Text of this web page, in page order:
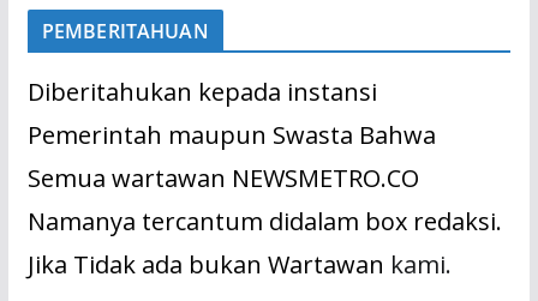
PEMBERITAHUAN
Diberitahukan kepada instansi
Pemerintah maupun Swasta Bahwa
Semua wartawan NEWSMETRO.CO
Namanya tercantum didalam box redaksi.
Jika Tidak ada bukan Wartawan kami.